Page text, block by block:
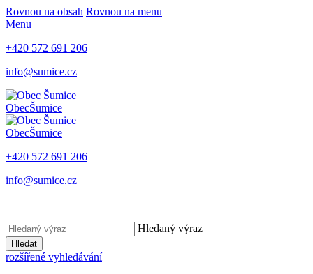
Rovnou na obsah Rovnou na menu
Menu
+420 572 691 206
info@sumice.cz
ObecŠumice
ObecŠumice
+420 572 691 206
info@sumice.cz
Hledaný výraz
Hledat
rozšířené vyhledávání